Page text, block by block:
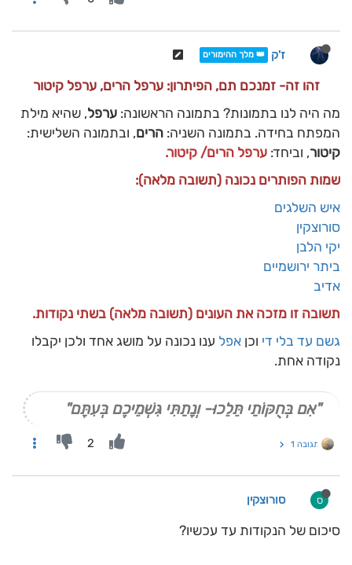
ז'ק 👑 מלך ההימורים
זהו זה- זמנכם תם, הפיתרון: ערפל הרים, ערפל קיטור
מה היה לנו בתמונות? בתמונה הראשונה: ערפל, שהיא מילת
המפתח בחידה. בתמונה השניה: הרים, ובתמונה השלישית:
קיטור, וביחד: ערפל הרים/ קיטור.
שמות הפותרים נכונה (תשובה מלאה):
איש השלגים
סורוצקין
יקי הלבן
ביתר ירושמיים
אדיב
תשובה זו מזכה את העונים (תשובה מלאה) בשתי נקודות.
גשם עד בלי די וכן אפל ענו נכונה על מושג אחד ולכן יקבלו
נקודה אחת.
"אִם בְּחֻקּוֹתַי תֵּלֵכוּ- וְנָתַתִּי גִּשְׁמֵיכֶם בְּעִתָּם"
תגובה 1 2
ס סורוצקין
סיכום של הנקודות עד עכשיו?